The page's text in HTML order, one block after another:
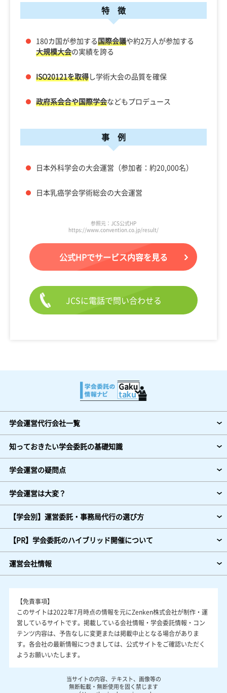
特 徴
180カ国が参加する国際会議や約2万人が参加する
大規模大会の実績を誇る
ISO20121を取得し学術大会の品質を確保
政府系会合や国際学会などもプロデュース
事 例
日本外科学会の大会運営（参加者：約20,000名）
日本乳癌学会学術総会の大会運営
参照元：JCS公式HP
https://www.convention.co.jp/result/
公式HPでサービス内容を見る
JCSに電話で問い合わせる
学会運営代行会社一覧
知っておきたい学会委託の基礎知識
学会運営の疑問点
学会運営は大変？
【学会別】運営委託・事務局代行の選び方
【PR】学会委託のハイブリッド開催について
運営会社情報
【免責事項】
このサイトは2022年7月時点の情報を元にZenken株式会社が制作・運
営しているサイトです。掲載している会社情報・学会委託情報・コン
テンツ内容は、予告なしに変更または掲載中止となる場合がありま
す。各会社の最新情報につきましては、公式サイトをご確認いただく
ようお願いいたします。
当サイトの内容、テキスト、画像等の
無断転載・無断使用を固く禁じます